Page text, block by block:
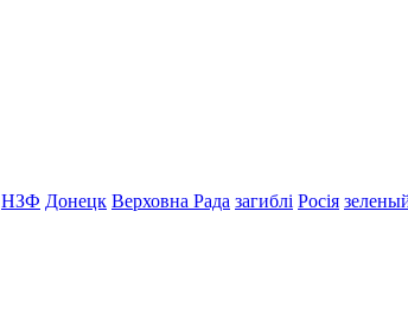
НЗФ Донецк Верховна Рада загиблі Росія